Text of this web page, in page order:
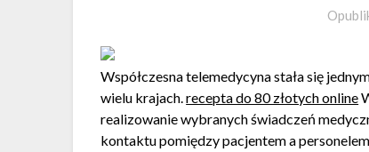
Współczesna telemedycyna stała się
wielu krajach.recepta do 80 złotych online
realizowanie wybranych świadczeń
kontaktu pomiędzy pacjentem a